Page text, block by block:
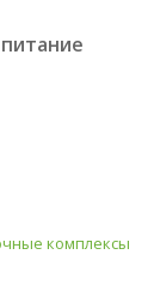
комплексы